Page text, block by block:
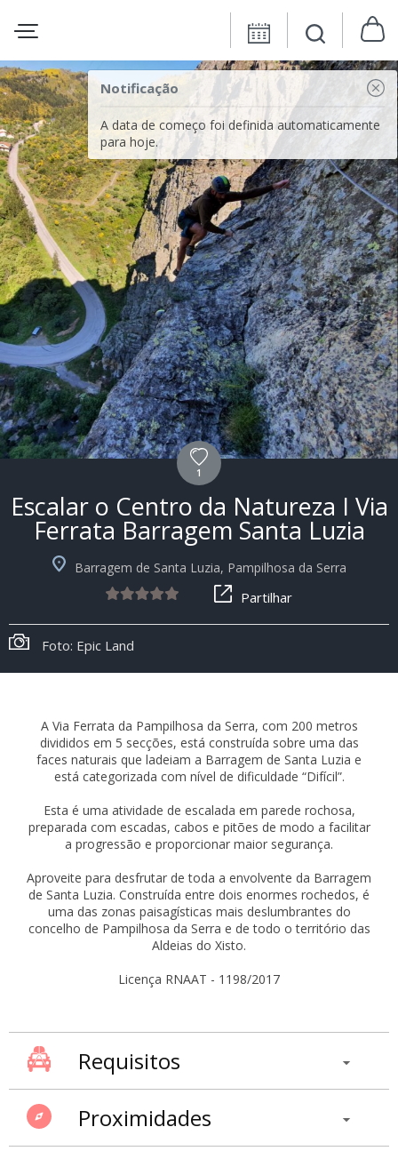
Notificação
A data de começo foi definida automaticamente
para hoje.
1
Escalar o Centro da Natureza I Via
Ferrata Barragem Santa Luzia
Barragem de Santa Luzia, Pampilhosa da Serra
Partilhar
Foto: Epic Land
A Via Ferrata da Pampilhosa da Serra, com 200 metros
divididos em 5 secções, está construída sobre uma das
faces naturais que ladeiam a Barragem de Santa Luzia e
está categorizada com nível de dificuldade “Difícil”.
Esta é uma atividade de escalada em parede rochosa,
preparada com escadas, cabos e pitões de modo a facilitar
a progressão e proporcionar maior segurança.
Aproveite para desfrutar de toda a envolvente da Barragem
de Santa Luzia. Construída entre dois enormes rochedos, é
uma das zonas paisagísticas mais deslumbrantes do
concelho de Pampilhosa da Serra e de todo o território das
Aldeias do Xisto.
Licença RNAAT - 1198/2017
Requisitos
Proximidades